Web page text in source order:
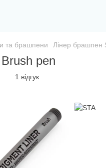
та брашпени Лінер брашпен
pen
1 відгук